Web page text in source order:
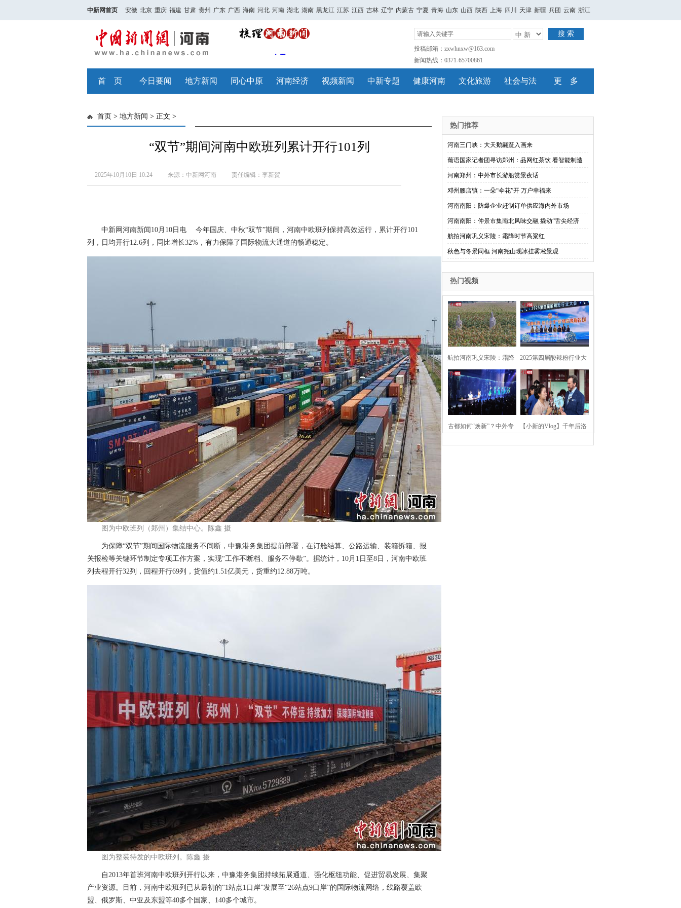
中新网首页 安徽 北京 重庆 福建 甘肃 贵州 广东 广西 海南 河北 河南 湖北 湖南 黑龙江 江苏 江西 吉林 辽宁 内蒙古 宁夏 青海 山东 山西 陕西 上海 四川 天津 新疆 兵团 云南 浙江
搜 索
投稿邮箱：zxwhnxw@163.com
新闻热线：0371-65700861
首 页 今日要闻 地方新闻 同心中原 河南经济 视频新闻 中新专题 健康河南 文化旅游 社会与法 更 多
首页 > 地方新闻 > 正文 >
“双节”期间河南中欧班列累计开行101列
2025年10月10日 10:24 来源：中新网河南 责任编辑：李新贺
中新网河南新闻10月10日电 今年国庆、中秋“双节”期间，河南中欧班列保持高效运行，累计开行101
列，日均开行12.6列，同比增长32%，有力保障了国际物流大通道的畅通稳定。
图为中欧班列（郑州）集结中心。陈鑫 摄
为保障“双节”期间国际物流服务不间断，中豫港务集团提前部署，在订舱结算、公路运输、装箱拆箱、报
关报检等关键环节制定专项工作方案，实现“工作不断档、服务不停歇”。据统计，10月1日至8日，河南中欧班
列去程开行32列，回程开行69列，货值约1.51亿美元，货重约12.88万吨。
图为整装待发的中欧班列。陈鑫 摄
自2013年首班河南中欧班列开行以来，中豫港务集团持续拓展通道、强化枢纽功能、促进贸易发展、集聚
产业资源。目前，河南中欧班列已从最初的“1站点1口岸”发展至“26站点9口岸”的国际物流网络，线路覆盖欧
盟、俄罗斯、中亚及东盟等40多个国家、140多个城市。
热门推荐
河南三门峡：大天鹅翩跹入画来
葡语国家记者团寻访郑州：品网红茶饮 看智能制造
河南郑州：中外市长游船赏景夜话
邓州腰店镇：一朵“伞花”开 万户幸福来
河南南阳：防爆企业赶制订单供应海内外市场
河南南阳：仲景市集南北风味交融 撬动“舌尖经济
航拍河南巩义宋陵：霜降时节高粱红
秋色与冬景同框 河南尧山现冰挂雾凇景观
热门视频
航拍河南巩义宋陵：霜降
时节高粱红
2025第四届酸辣粉行业大
会在河南开封举行
古都如何“焕新”？中外专 【小新的Vlog】千年后洛